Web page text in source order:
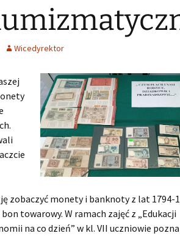
2015
2016/2017
Zdjęcia
Zdjęcia
Archiwalne
Lubszy
Wicedyrektor
zobaczyć monety i banknoty z lat 1794-
towarowy. W ramach zajęć z „Edukacji
na co dzień” w kl. VII uczniowie